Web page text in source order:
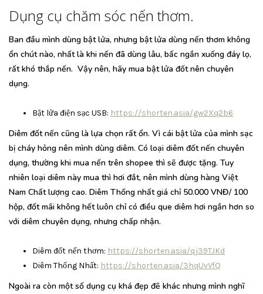
Dụng cụ chăm sóc nến thơm.
Ban đầu mình dùng bật lửa, nhưng bật lửa dùng nến thơm không
ổn chút nào, nhất là khi nến đã dùng lâu, bấc ngắn xuống đáy lọ,
rất khó thắp nến. Vậy nên, hãy mua bật lửa đốt nên chuyên
dụng.
Bật lửa điện sạc USB: https://shorten.asia/gw2Xq2b6
Diêm đốt nến cũng là lựa chọn rất ổn. Vì cái bật lửa của mình sạc
bị cháy hỏng nên mình dùng diêm. Có loại diêm đốt nến chuyên
dụng, thường khi mua nến trên shopee thì sẽ được tặng. Tuy
nhiên loại diêm này mua thì hơi đắt, nên mình dùng hàng Việt
Nam Chất lượng cao. Diêm Thống nhất giá chỉ 50.000 VNĐ/ 100
hộp, đốt mãi không hết luôn chỉ có điều que diêm hơi ngắn hơn so
với diêm chuyên dụng, nhưng chấp nhận.
Diêm đốt nến thơm: https://shorten.asia/qj39TJKd
Diêm Thống Nhất: https://shorten.asia/3hqUvVfQ
Ngoài ra còn một số dụng cụ khá đẹp đẽ khác nhưng mình nghĩ